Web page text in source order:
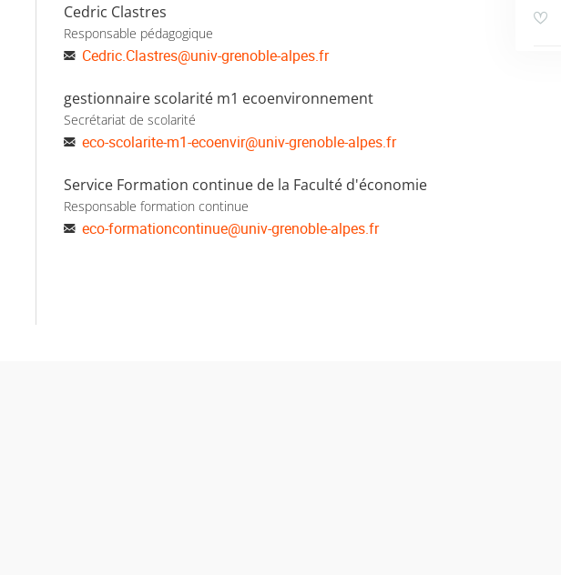
Cedric Clastres
Responsable pédagogique
Cedric.Clastres@univ-grenoble-alpes.fr
gestionnaire scolarité m1 ecoenvironnement
Secrétariat de scolarité
eco-scolarite-m1-ecoenvir@univ-grenoble-alpes.fr
Service Formation continue de la Faculté d'économie
Responsable formation continue
eco-formationcontinue@univ-grenoble-alpes.fr